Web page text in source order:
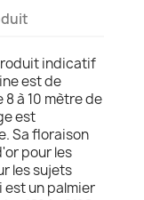
indicatif
est de
à 10 mètre de
est
Sa floraison
pour les
les sujets
un palmier